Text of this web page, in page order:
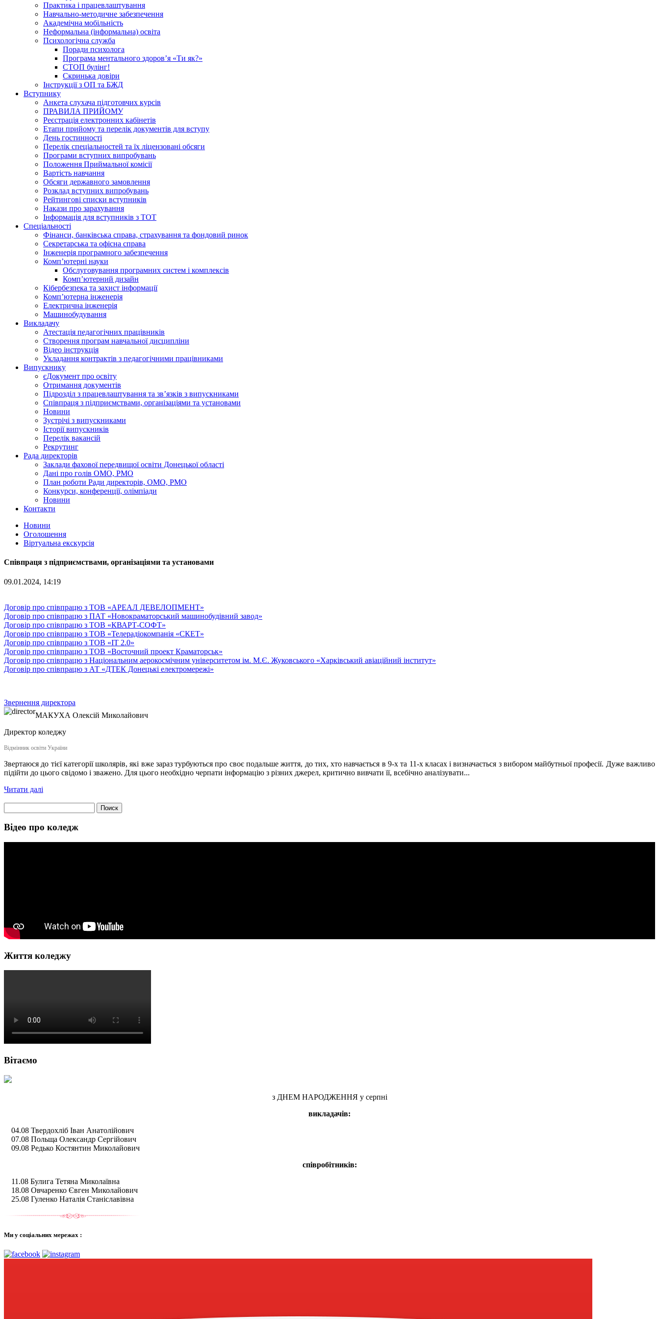
Практика і працевлаштування
Навчально-методичне забезпечення
Академічна мобільність
Неформальна (інформальна) освіта
Психологічна служба
Поради психолога
Програма ментального здоров’я «Ти як?»
СТОП булінг!
Скринька довіри
Інструкції з ОП та БЖД
Вступнику
Анкета слухача підготовчих курсів
ПРАВИЛА ПРИЙОМУ
Реєстрація електронних кабінетів
Етапи прийому та перелік документів для вступу
День гостинності
Перелік спеціальностей та їх ліцензовані обсяги
Програми вступних випробувань
Положення Приймальної комісії
Вартість навчання
Обсяги державного замовлення
Розклад вступних випробувань
Рейтингові списки вступників
Накази про зарахування
Інформація для вступників з ТОТ
Спеціальності
Фінанси, банківська справа, страхування та фондовий ринок
Секретарська та офісна справа
Інженерія програмного забезпечення
Комп’ютерні науки
Обслуговування програмних систем і комплексів
Комп’ютерний дизайн
Кібербезпека та захист інформації
Комп’ютерна інженерія
Електрична інженерія
Машинобудування
Викладачу
Атестація педагогічних працівників
Створення програм навчальної дисципліни
Відео інструкція
Укладання контрактів з педагогічними працівниками
Випускнику
єДокумент про освіту
Отримання документів
Підрозділ з працевлаштування та зв’язків з випускниками
Співпраця з підприємствами, організаціями та установами
Новини
Зустрічі з випускниками
Історії випускників
Перелік вакансій
Рекрутинг
Рада директорів
Заклади фахової передвищої освіти Донецької області
Дані про голів ОМО, РМО
План роботи Ради директорів, ОМО, РМО
Конкурси, конференції, олімпіади
Новини
Контакти
Новини
Оголошення
Віртуальна екскурсія
Співпраця з підприємствами, організаціями та установами
09.01.2024, 14:19
Договір про співпрацю з ТОВ «АРЕАЛ ДЕВЕЛОПМЕНТ»
Договір про співпрацю з ПАТ «Новокраматорський машинобудівний завод»
Договір про співпрацю з ТОВ «КВАРТ-СОФТ»
Договір про співпрацю з ТОВ «Телерадіокомпанія «СКЕТ»
Договір про співпрацю з ТОВ «ІТ 2.0»
Договір про співпрацю з ТОВ «Восточний проект Краматорськ»
Договір про співпрацю з Національним аерокосмічним університетом ім. М.Є. Жуковського «Харківський авіаційний інститут»
Договір про співпрацю з АТ «ДТЕК Донецькі електромережі»
Звернення директора
МАКУХА Олексій Миколайович
Директор коледжу
Відмінник освіти України
Звертаюся до тієї категорії школярів, які вже зараз турбуються про своє подальше життя, до тих, хто навчається в 9-х та 11-х класах і визначається з вибором майбутньої професії. Дуже важливо
підійти до цього свідомо і зважено. Для цього необхідно черпати інформацію з різних джерел, критично вивчати її, всебічно аналізувати...
Читати далі
Відео про коледж
Життя коледжу
Вітаємо
з ДНЕМ НАРОДЖЕННЯ у серпні
викладачів:
04.08 Твердохліб Іван Анатолійович
07.08 Польща Олександр Сергійович
09.08 Редько Костянтин Миколайович
співробітників:
11.08 Булига Тетяна Миколаївна
18.08 Овчаренко Євген Миколайович
25.08 Гуленко Наталія Станіславівна
Ми у соціальних мережах :